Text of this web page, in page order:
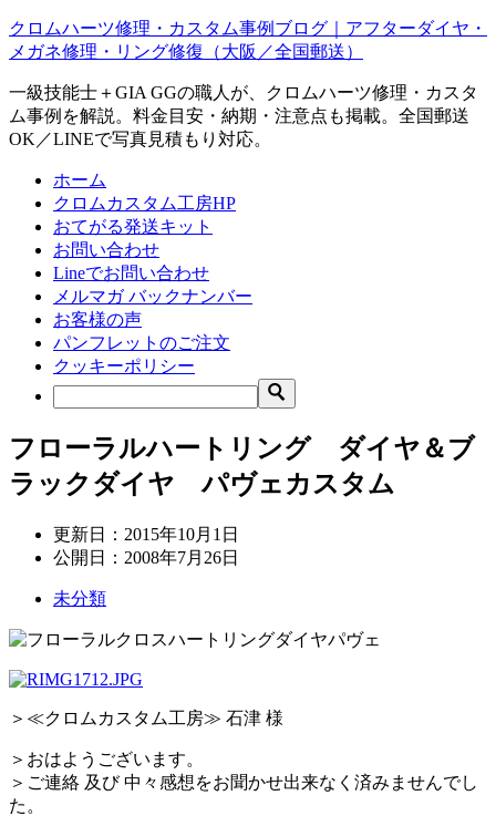
クロムハーツ修理・カスタム事例ブログ｜アフターダイヤ・
メガネ修理・リング修復（大阪／全国郵送）
一級技能士＋GIA GGの職人が、クロムハーツ修理・カスタ
ム事例を解説。料金目安・納期・注意点も掲載。全国郵送
OK／LINEで写真見積もり対応。
ホーム
クロムカスタム工房HP
おてがる発送キット
お問い合わせ
Lineでお問い合わせ
メルマガ バックナンバー
お客様の声
パンフレットのご注文
クッキーポリシー
フローラルハートリング ダイヤ＆ブ
ラックダイヤ パヴェカスタム
更新日： 2015年10月1日
公開日： 2008年7月26日
未分類
＞≪クロムカスタム工房≫ 石津 様
＞おはようございます。
＞ご連絡 及び 中々感想をお聞かせ出来なく済みませんでし
た。